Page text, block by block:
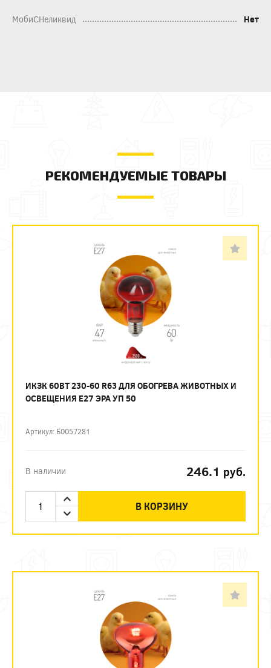
МобиСНеликвид Нет
РЕКОМЕНДУЕМЫЕ ТОВАРЫ
ИКЗК 60ВТ 230-60 R63 ДЛЯ ОБОГРЕВА ЖИВОТНЫХ И
ОСВЕЩЕНИЯ Е27 ЭРА УП 50
Артикул: Б0057281
В наличии 246.1 руб.
В КОРЗИНУ